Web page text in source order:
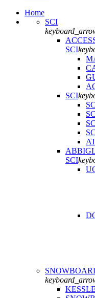
Home
SCI
SCI
SCI
SCI